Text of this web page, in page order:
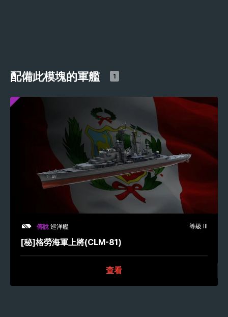
配備此模塊的軍艦 1
傳說 巡洋艦 等級 III
[秘]格勞海軍上將(CLM-81)
查看